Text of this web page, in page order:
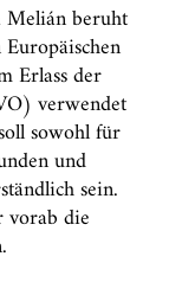
Melián beruht
Erlass der
verwendet
sowohl für
und
sein.
vorab die